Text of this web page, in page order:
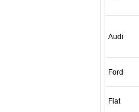
Audi
Ford
Fiat